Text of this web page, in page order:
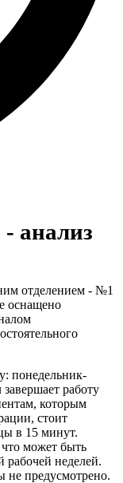
анализ
отделением - №1
оснащено
понедельник-
работу
которым
стоит
в 15 минут.
может быть
рабочей неделей.
не предусмотрено.